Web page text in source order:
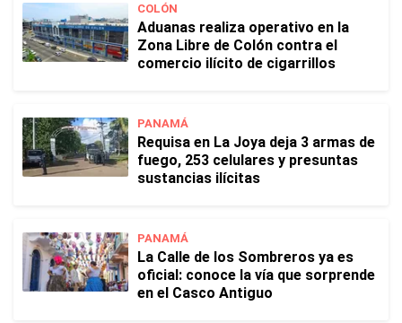
COLÓN
Aduanas realiza operativo en la
Zona Libre de Colón contra el
comercio ilícito de cigarrillos
PANAMÁ
Requisa en La Joya deja 3 armas de
fuego, 253 celulares y presuntas
sustancias ilícitas
PANAMÁ
La Calle de los Sombreros ya es
oficial: conoce la vía que sorprende
en el Casco Antiguo